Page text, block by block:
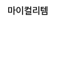
마이컬리템